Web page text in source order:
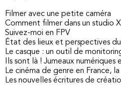
Filmer avec une petite caméra
Comment filmer dans un studio
Suivez-moi en FPV
État des lieux et perspectives
Le casque : un outil de
Ils sont là ! Jumeaux
Le cinéma de genre en France,
Les nouvelles écritures de